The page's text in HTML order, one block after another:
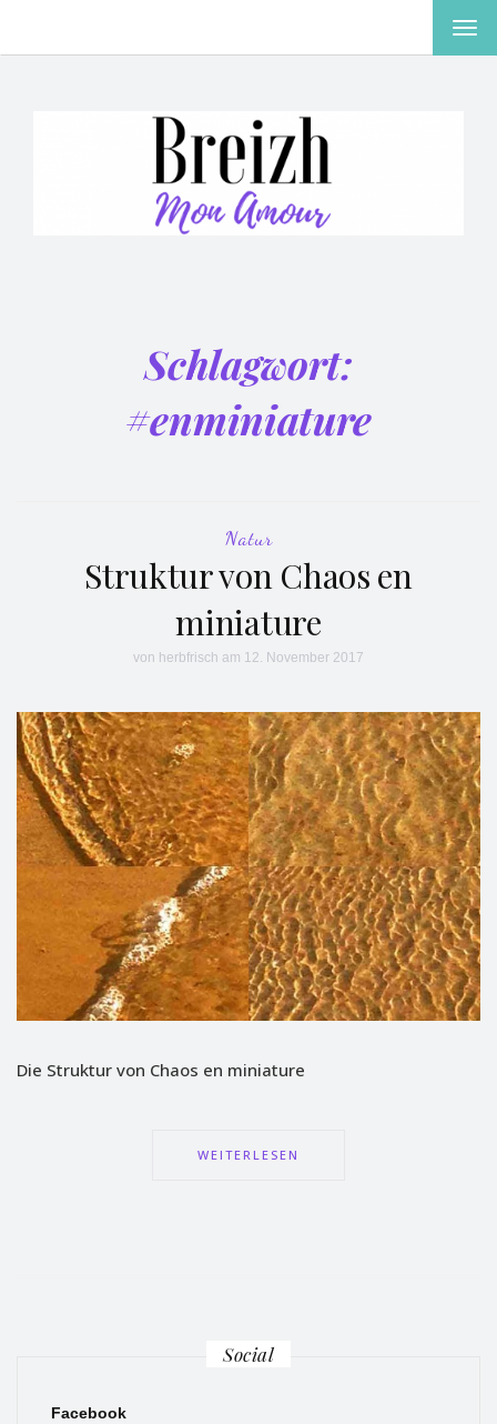
Schlagwort:
#enminiature
Natur
Struktur von Chaos en
miniature
von herbfrisch am 12. November 2017
Die Struktur von Chaos en miniature
WEITERLESEN
Social
Facebook